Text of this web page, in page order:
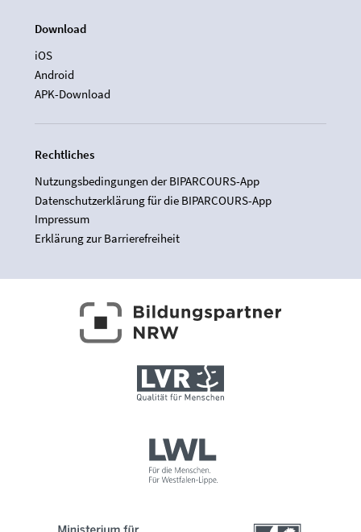
Download
iOS
Android
APK-Download
Rechtliches
Nutzungsbedingungen der BIPARCOURS-App
Datenschutzerklärung für die BIPARCOURS-App
Impressum
Erklärung zur Barrierefreiheit